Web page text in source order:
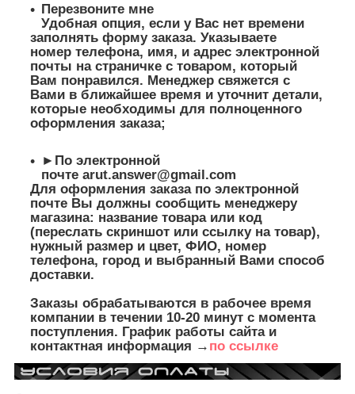
Перезвоните мне
Удобная опция, если у Вас нет времени
заполнять форму заказа. Указываете
номер телефона, имя, и адрес электронной
почты на страничке с товаром, который
Вам понравился. Менеджер свяжется с
Вами в ближайшее время и уточнит детали,
которые необходимы для полноценного
оформления заказа;
►По электронной
почте arut.answer@gmail.com
Для оформления заказа по электронной
почте Вы должны сообщить менеджеру
магазина: название товара или код
(переслать скриншот или ссылку на товар),
нужный размер и цвет, ФИО, номер
телефона, город и выбранный Вами способ
доставки.
Заказы обрабатываются в рабочее время
компании в течении 10-20 минут с момента
поступления. График работы сайта и
контактная информация → по ссылке